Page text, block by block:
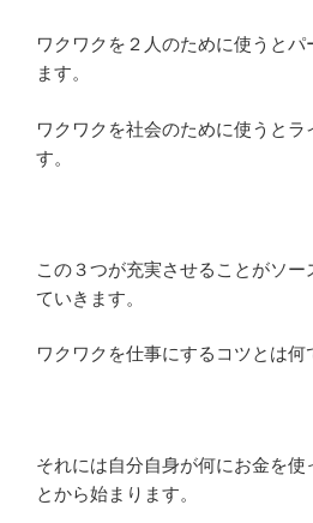
ワクワクを２人のために使うとパ
ます。
ワクワクを社会のために使うとラ
す。
この３つが充実させることがソー
ていきます。
ワクワクを仕事にするコツとは何
それには自分自身が何にお金を使
とから始まります。